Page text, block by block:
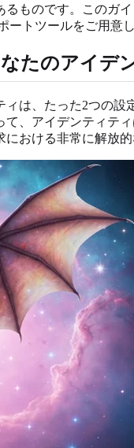
ものです。このガ
ートツールをご用意
たのアイデ
は、たった2つの
、アイデンティテ
おける非常に解放的